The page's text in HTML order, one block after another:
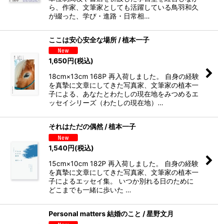
ら、作家、文筆家としても活躍している鳥羽和久
が綴った、学び・進路・日常相…
ここは安心安全な場所 / 植本一子
1,650円(税込)
18cm×13cm 168P 再入荷しました。 自身の経験
を真摯に文章にしてきた写真家、文筆家の植本一
子による、あなたとわたしの現在地をみつめるエ
ッセイシリーズ（わたしの現在地）…
それはただの偶然 / 植本一子
1,540円(税込)
15cm×10cm 182P 再入荷しました。 自身の経験
を真摯に文章にしてきた写真家、文筆家の植本一
子によるエッセイ集。 いつか別れる日のために
どこまでも一緒に歩いた …
Personal matters 結婚のこと / 星野文月